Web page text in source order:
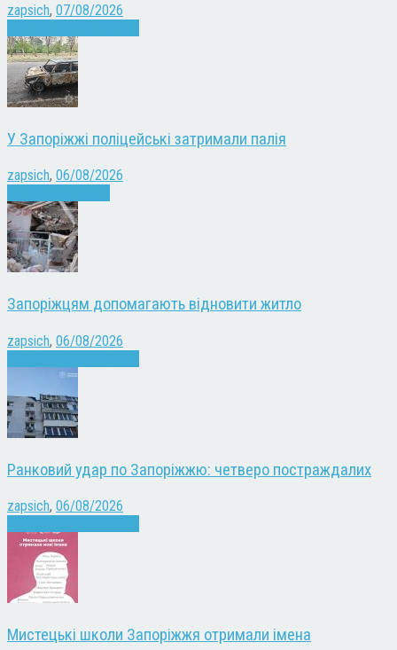
zapsich, 07/08/2026
У Запоріжжі поліцейські затримали палія
zapsich, 06/08/2026
Запоріжцям допомагають відновити житло
zapsich, 06/08/2026
Ранковий удар по Запоріжжю: четверо постраждалих
zapsich, 06/08/2026
Мистецькі школи Запоріжжя отримали імена